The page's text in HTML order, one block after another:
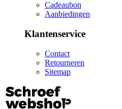
Cadeaubon
Aanbiedingen
Klantenservice
Contact
Retourneren
Sitemap